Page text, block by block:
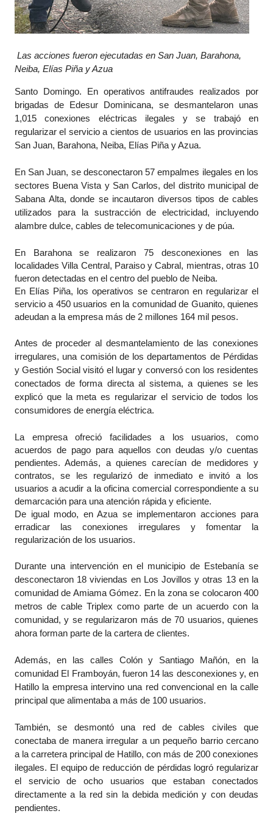
Las acciones fueron ejecutadas en San Juan, Barahona,
Neiba, Elías Piña y Azua
Santo Domingo. En operativos antifraudes realizados por
brigadas de Edesur Dominicana, se desmantelaron unas
1,015 conexiones eléctricas ilegales y se trabajó en
regularizar el servicio a cientos de usuarios en las provincias
San Juan, Barahona, Neiba, Elías Piña y Azua.
En San Juan, se desconectaron 57 empalmes ilegales en los
sectores Buena Vista y San Carlos, del distrito municipal de
Sabana Alta, donde se incautaron diversos tipos de cables
utilizados para la sustracción de electricidad, incluyendo
alambre dulce, cables de telecomunicaciones y de púa.
En Barahona se realizaron 75 desconexiones en las
localidades Villa Central, Paraiso y Cabral, mientras, otras 10
fueron detectadas en el centro del pueblo de Neiba.
En Elías Piña, los operativos se centraron en regularizar el
servicio a 450 usuarios en la comunidad de Guanito, quienes
adeudan a la empresa más de 2 millones 164 mil pesos.
Antes de proceder al desmantelamiento de las conexiones
irregulares, una comisión de los departamentos de Pérdidas
y Gestión Social visitó el lugar y conversó con los residentes
conectados de forma directa al sistema, a quienes se les
explicó que la meta es regularizar el servicio de todos los
consumidores de energía eléctrica.
La empresa ofreció facilidades a los usuarios, como
acuerdos de pago para aquellos con deudas y/o cuentas
pendientes. Además, a quienes carecían de medidores y
contratos, se les regularizó de inmediato e invitó a los
usuarios a acudir a la oficina comercial correspondiente a su
demarcación para una atención rápida y eficiente.
De igual modo, en Azua se implementaron acciones para
erradicar las conexiones irregulares y fomentar la
regularización de los usuarios.
Durante una intervención en el municipio de Estebanía se
desconectaron 18 viviendas en Los Jovillos y otras 13 en la
comunidad de Amiama Gómez. En la zona se colocaron 400
metros de cable Triplex como parte de un acuerdo con la
comunidad, y se regularizaron más de 70 usuarios, quienes
ahora forman parte de la cartera de clientes.
Además, en las calles Colón y Santiago Mañón, en la
comunidad El Framboyán, fueron 14 las desconexiones y, en
Hatillo la empresa intervino una red convencional en la calle
principal que alimentaba a más de 100 usuarios.
También, se desmontó una red de cables civiles que
conectaba de manera irregular a un pequeño barrio cercano
a la carretera principal de Hatillo, con más de 200 conexiones
ilegales. El equipo de reducción de pérdidas logró regularizar
el servicio de ocho usuarios que estaban conectados
directamente a la red sin la debida medición y con deudas
pendientes.